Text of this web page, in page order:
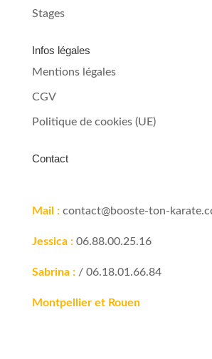
Stages
Infos légales
Mentions légales
CGV
Politique de cookies (UE)
Contact
Mail :contact@booste-ton-
Jessica : 06.88.00.25.16
Sabrina : / 06.18.01.66.84
Montpellier et Rouen